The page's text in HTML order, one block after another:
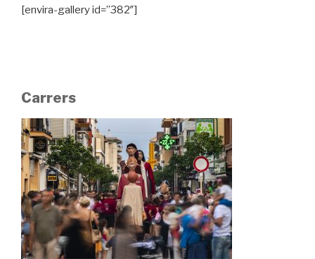
[envira-gallery id=”382″]
Carrers